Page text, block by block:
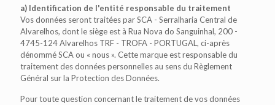
a) Identification de l'entité responsable du traitement
Vos données seront traitées par SCA - Serralharia Central de
Alvarelhos, dont le siège est à Rua Nova do Sanguinhal, 200 -
4745-124 Alvarelhos TRF - TROFA - PORTUGAL, ci-après
dénommé SCA ou « nous ». Cette marque est responsable du
traitement des données personnelles au sens du Règlement
Général sur la Protection des Données.
Pour toute question concernant le traitement de vos données